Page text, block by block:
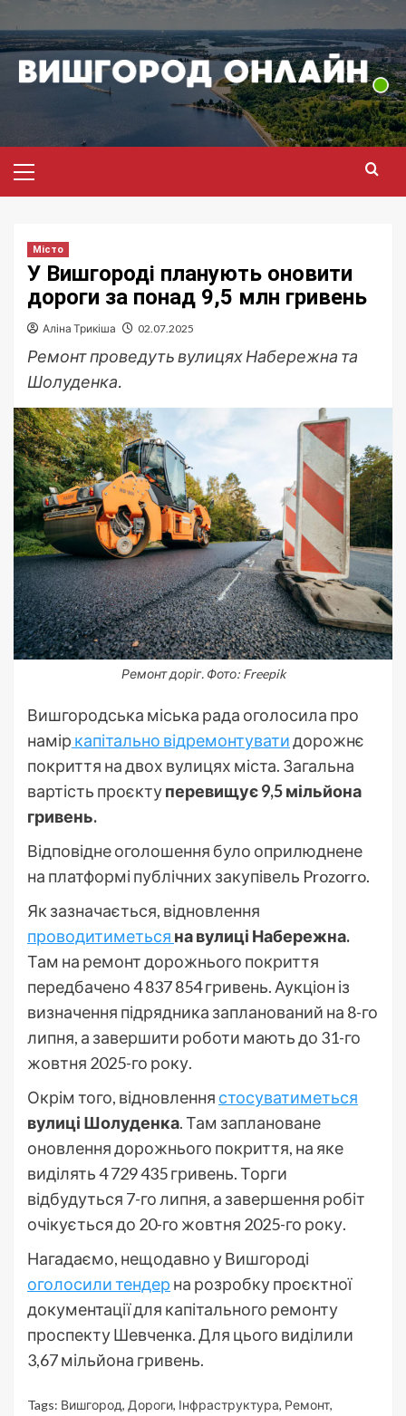
до
вмісту
меню
Місто
У Вишгороді планують оновити
дороги за понад 9,5 млн гривень
Аліна Трикіша 02.07.2025
Ремонт проведуть вулицях Набережна та
Шолуденка.
Ремонт доріг. Фото: Freepik
Вишгородська міська рада оголосила про
намір капітально відремонтуватидорожнє
покриття на двох вулицях міста. Загальна
вартість проєктуперевищує 9,5 мільйона
гривень.
Відповідне оголошення було оприлюднене
на платформі публічних закупівель Prozorro.
Як зазначається, відновлення
проводитиметься на вулиці Набережна.
Там на ремонт дорожнього покриття
передбачено 4 837 854 гривень. Аукціон із
визначення підрядника запланований на 8-го
липня, а завершити роботи мають до 31-го
жовтня 2025-го року.
Окрім того, відновлення стосуватиметься
вулиці Шолуденка. Там заплановане
оновлення дорожнього покриття, на яке
виділять 4 729 435 гривень. Торги
відбудуться 7-го липня, а завершення робіт
очікується до 20-го жовтня 2025-го року.
Нагадаємо, нещодавно у Вишгороді
оголосили тендер на розробку проєктної
документації для капітального ремонту
проспекту Шевченка. Для цього виділили
3,67 мільйона гривень.
Tags: Вишгород, Дороги, Інфраструктура, Ремонт,